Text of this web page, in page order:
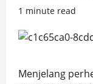
1 minute read
Menjelang